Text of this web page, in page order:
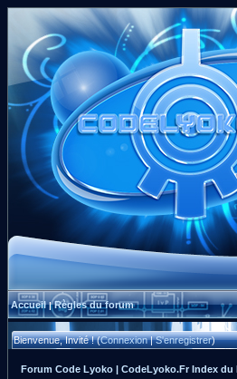
Accueil|Règles du forum
Bienvenue, Invité ! (Connexion|S'enregistrer)
Forum Code Lyoko | CodeLyoko.Fr Index du